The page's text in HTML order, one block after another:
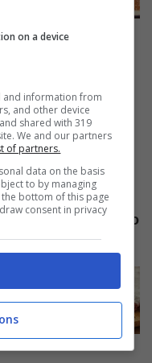
il mix di farina e
barbabietole,
percirca 20-
il dolce
di
zucchero a velo
tostate.
on a device
and information from
and other device
shared with 319
We and our partners
of partners.
data on the basis
to by managing
bottom of this page
consent in privacy